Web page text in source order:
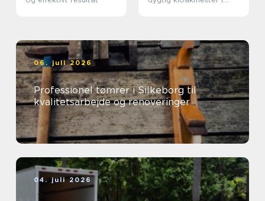
06. juli 2026
Professionel tømrer i Silkeborg til
kvalitetsarbejde og renoveringer
04. juli 2026